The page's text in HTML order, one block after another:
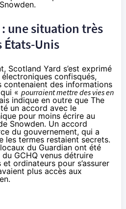
une situation très
Unis
Scotland Yard s’est exprimé
confisqués,
contenaient des informations
« pourraient mettre des vies en
indique en outre que The
un accord avec le
pour moins écrire au
Snowden. Un accord
du gouvernement, qui a
les termes restaient secrets.
du Guardian ont été
GCHQ venus détruire
et ordinateurs pour s’assurer
plus accès aux